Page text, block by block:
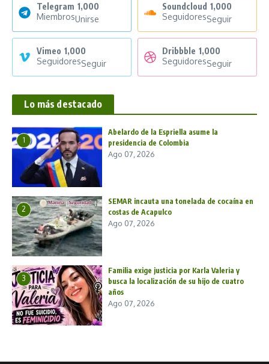
Telegram 1,000
MiembrosUnirse
Soundcloud 1,000
SeguidoresSeguir
Vimeo 1,000
SeguidoresSeguir
Dribbble 1,000
SeguidoresSeguir
Lo más destacado
1
Abelardo de la Espriella asume la
presidencia de Colombia
Ago 07, 2026
2
SEMAR incauta una tonelada de cocaína en
costas de Acapulco
Ago 07, 2026
3
Familia exige justicia por Karla Valeria y
busca la localización de su hijo de cuatro
años
Ago 07, 2026